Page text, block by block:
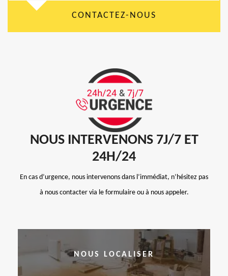
CONTACTEZ-NOUS
NOUS INTERVENONS 7J/7 ET
24H/24
En cas d’urgence, nous intervenons dans l’immédiat, n’hésitez pas
à nous contacter via le formulaire ou à nous appeler.
NOUS LOCALISER